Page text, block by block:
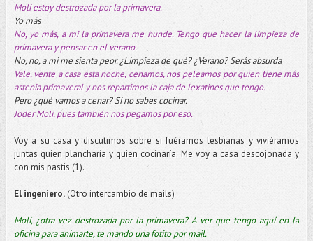
Moli estoy destrozada por la primavera.
Yo más
No, yo más, a mi la primavera me hunde. Tengo que hacer la limpieza de
primavera y pensar en el verano.
No, no, a mi me sienta peor. ¿Limpieza de qué? ¿Verano? Serás absurda
Vale, vente a casa esta noche, cenamos, nos peleamos por quien tiene más
astenia primaveral y nos repartimos la caja de lexatines que tengo.
Pero ¿qué vamos a cenar? Si no sabes cocinar.
Joder Moli, pues también nos pegamos por eso.
Voy a su casa y discutimos sobre si fuéramos lesbianas y viviéramos
juntas quien plancharía y quien cocinaría. Me voy a casa descojonada y
con mis pastis (1).
El ingeniero.(Otro intercambio de mails)
Moli, ¿otra vez destrozada por la primavera? A ver que tengo aquí en la
oficina para animarte, te mando una fotito por mail.